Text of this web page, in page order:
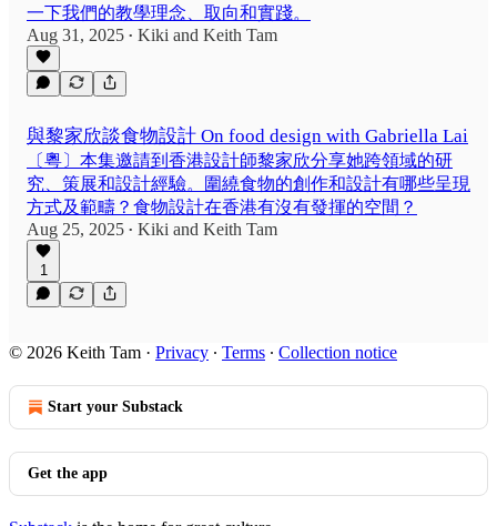
一下我們的教學理念、取向和實踐。
Aug 31, 2025 • Kiki and Keith Tam
與黎家欣談食物設計 On food design with Gabriella Lai
〔粵〕本集邀請到香港設計師黎家欣分享她跨領域的研
究、策展和設計經驗。圍繞食物的創作和設計有哪些呈現
方式及範疇？食物設計在香港有沒有發揮的空間？
Aug 25, 2025 • Kiki and Keith Tam
1
© 2026 Keith Tam · Privacy ∙ Terms ∙ Collection notice
Start your Substack
Get the app